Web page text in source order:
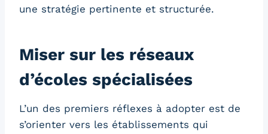
une stratégie pertinente et structurée.
Miser sur les réseaux
d’écoles spécialisées
L’un des premiers réflexes à adopter est de
s’orienter vers les établissements qui